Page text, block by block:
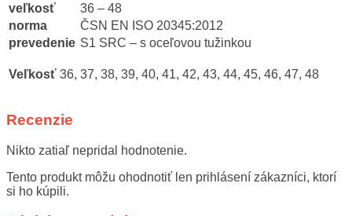
veľkosť
36 – 48
norma
ČSN EN ISO 20345:2012
prevedenie S1 SRC – s oceľovou tužinkou
Veľkosť 36, 37, 38, 39, 40, 41, 42, 43, 44, 45, 46, 47, 48
Recenzie
Nikto zatiaľ nepridal hodnotenie.
Tento produkt môžu ohodnotiť len prihlásení zákazníci, ktorí
si ho kúpili.